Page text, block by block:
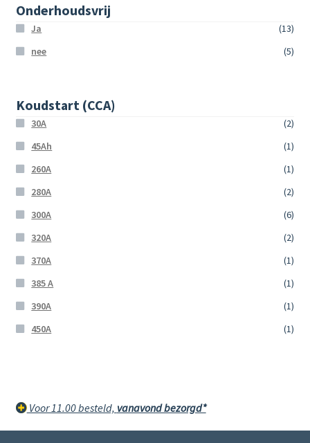
Onderhoudsvrij
Ja
(13)
nee
(5)
Koudstart (CCA)
30A
(2)
45Ah
(1)
260A
(1)
280A
(2)
300A
(6)
320A
(2)
370A
(1)
385 A
(1)
390A
(1)
450A
(1)
Voor 11.00 besteld, vanavond bezorgd*